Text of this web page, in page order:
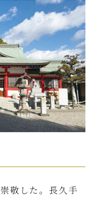
係
係
コース
敬した。長久手